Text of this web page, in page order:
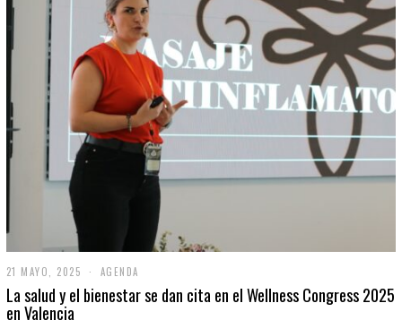
21 MAYO, 2025
1
M
AGENDA
La salud y el bienestar se dan cita en el Wellness Congress 2025
en Valencia